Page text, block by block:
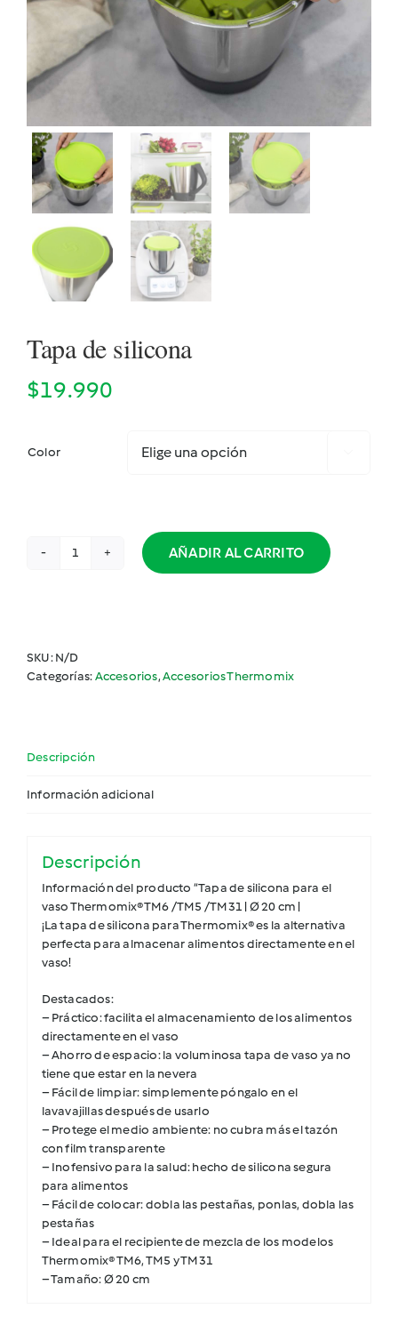
Tapa de silicona
$19.990
Color
Tapa
AÑADIR AL CARRITO
SKU:N/D
Categorías:Accesorios,Accesorios Thermomix
Descripción
Información adicional
Descripción
Información del producto “Tapa de silicona para el
vaso Thermomix®TM6 / TM5 / TM31 | Ø 20 cm |
¡La tapa de silicona para Thermomix® es la alternativa
perfecta para almacenar alimentos directamente en el
vaso!
Destacados:
– Práctico: facilita el almacenamiento de los alimentos
directamente en el vaso
– Ahorro de espacio: la voluminosa tapa de vaso ya no
tiene que estar en la nevera
– Fácil de limpiar: simplemente póngalo en el
lavavajillas después de usarlo
– Protege el medio ambiente: no cubra más el tazón
con film transparente
– Inofensivo para la salud: hecho de silicona segura
para alimentos
– Fácil de colocar: dobla las pestañas, ponlas, dobla las
pestañas
– Ideal para el recipiente de mezcla de los modelos
Thermomix® TM6, TM5 y TM31
– Tamaño: Ø 20 cm